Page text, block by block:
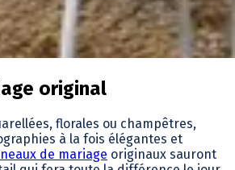
original
florales ou champêtres,
à la fois élégantes et
de mariage originaux sauront